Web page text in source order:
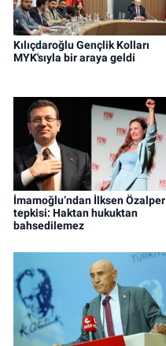
Kılıçdaroğlu Gençlik Kolları
MYK'sıyla bir araya geldi
İmamoğlu’ndan İlksen Özalper
tepkisi: Haktan hukuktan
bahsedilemez